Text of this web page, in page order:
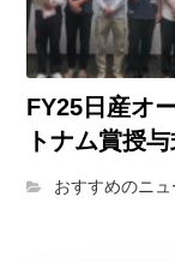
FY25日産オ
トナム賞授
おすすめのニュ